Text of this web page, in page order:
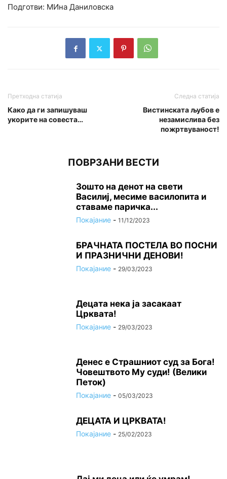
Подготви: МИна Даниловска
Претходна статија
Како да ги запишуваш
укорите на совеста…
Следна статија
Вистинската љубов е
незамислива без
пожртвуваност!
ПОВРЗАНИ ВЕСТИ
Зошто на денот на свети
Василиј, месиме василопита и
ставаме паричка...
Покајание - 11/12/2023
БРАЧНАТА ПОСТЕЛА ВО ПОСНИ
И ПРАЗНИЧНИ ДЕНОВИ!
Покајание - 29/03/2023
Децата нека ја засакаат
Црквата!
Покајание - 29/03/2023
Денес е Страшниот суд за Бога!
Човештвото Му суди! (Велики
Петок)
Покајание - 05/03/2023
ДЕЦАТА И ЦРКВАТА!
Покајание - 25/02/2023